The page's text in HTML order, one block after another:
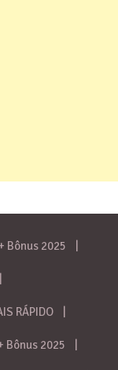
Bônus 2025
RÁPIDO
Bônus 2025